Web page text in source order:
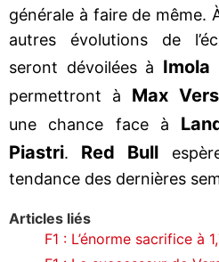
générale à faire de même.
autres évolutions de
seront dévoilées à Imola
permettront à Max
une chance face à
Piastri. Red Bull
tendance des dernières
Articles liés
F1 : L’énorme sacrifice à